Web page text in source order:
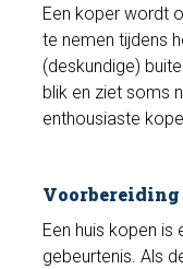
Een koper wordt
te nemen tijdens
(deskundige)
blik en ziet soms
enthousiaste
Voorbereiding
Een huis kopen
gebeurtenis. Als